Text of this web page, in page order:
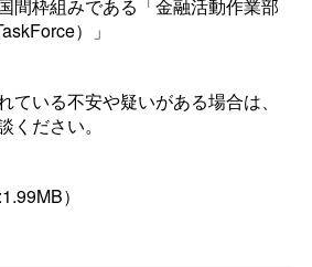
間枠組みである「金融活動作業部
）」
ている不安や疑いがある場合は、
ください。
）